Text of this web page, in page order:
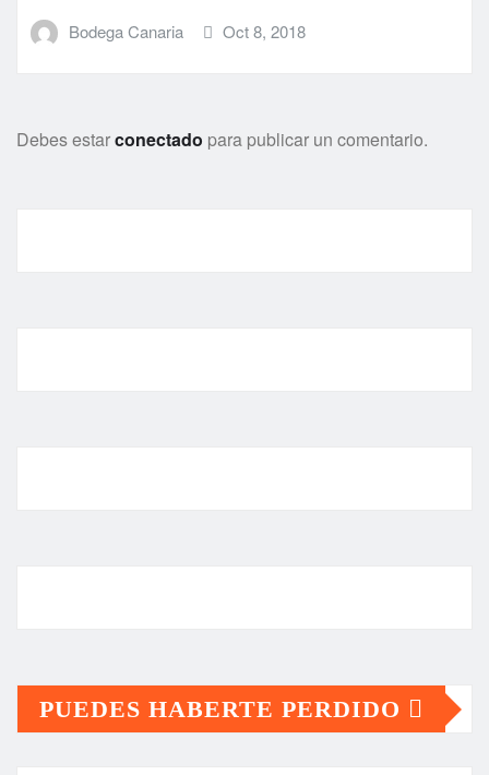
Bodega Canaria Oct 8, 2018
Debes estarconectado para publicar un comentario.
PUEDES HABERTE PERDIDO